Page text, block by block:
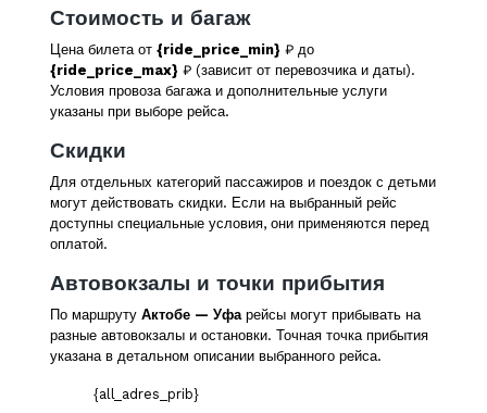
Стоимость и багаж
Цена билета от {ride_price_min} ₽ до
{ride_price_max} ₽ (зависит от перевозчика и даты).
Условия провоза багажа и дополнительные услуги
указаны при выборе рейса.
Скидки
Для отдельных категорий пассажиров и поездок с детьми
могут действовать скидки. Если на выбранный рейс
доступны специальные условия, они применяются перед
оплатой.
Автовокзалы и точки прибытия
По маршруту Актобе — Уфарейсы могут прибывать на
разные автовокзалы и остановки. Точная точка прибытия
указана в детальном описании выбранного рейса.
{all_adres_prib}